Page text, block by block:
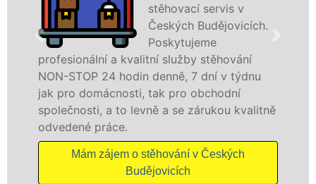
stěhovací servis v
Českých Budějovicích.
Poskytujeme
profesionální a kvalitní služby stěhování
NON-STOP 24 hodin denně, 7 dní v týdnu
jak pro domácnosti, tak pro obchodní
společnosti, a to levně a se zárukou kvalitně
odvedené práce.
Mám zájem o stěhování v Českých
Budějovicích